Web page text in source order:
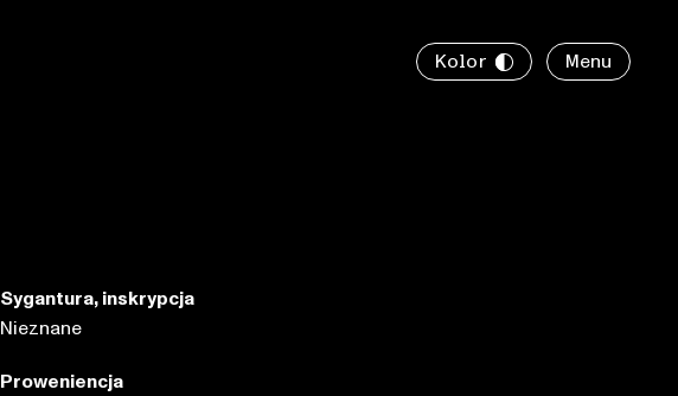
Kolor Menu
Sygantura, inskrypcja
Nieznane
Proweniencja